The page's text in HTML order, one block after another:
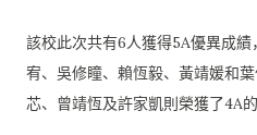
該校此次共有6人獲得5A優異成
宥、 吳修瞳、賴恆毅、黃靖媛和
芯、 曾靖恆及許家凱則榮獲了4A